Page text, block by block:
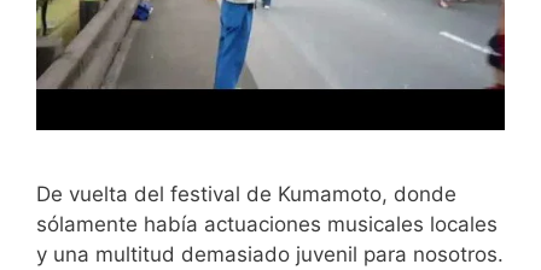
De vuelta del festival de Kumamoto, donde
sólamente había actuaciones musicales locales
y una multitud demasiado juvenil para nosotros.